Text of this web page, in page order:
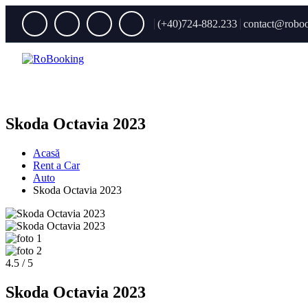
(+40)724-882.233
Skoda Octavia 2023
Acasă
Rent a Car
Auto
Skoda Octavia 2023
4.5 / 5
Skoda Octavia 2023